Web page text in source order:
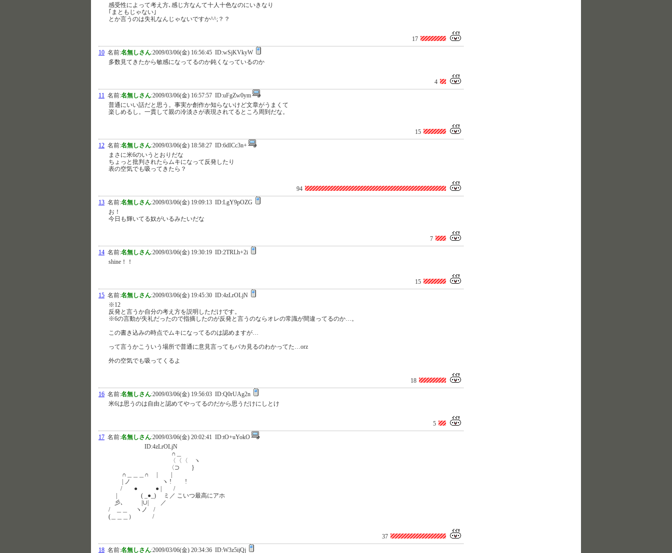
感受性によって考え方､感じ方なんて十人十色なのにいきなり
｢まともじゃない｣
とか言うのは失礼なんじゃないですか^^;？？
17
10 名前:名無しさん:2009/03/06(金) 16:56:45 ID:wSjKVkyW
多数見てきたから敏感になってるのか鈍くなっているのか
4
11 名前:名無しさん:2009/03/06(金) 16:57:57 ID:uFgZw0ym
普通にいい話だと思う。事実か創作か知らないけど文章がうまくて
楽しめるし。一貫して親の冷淡さが表現されてるところ周到だな。
15
12 名前:名無しさん:2009/03/06(金) 18:58:27 ID:6dICc3n+
まさに米6のいうとおりだな
ちょっと批判されたらムキになって反発したり
表の空気でも吸ってきたら？
94
13 名前:名無しさん:2009/03/06(金) 19:09:13 ID:LgY9pOZG
お！
今日も輝いてる奴がいるみたいだな
7
14 名前:名無しさん:2009/03/06(金) 19:30:19 ID:2TRLh+2i
shine！！
15
15 名前:名無しさん:2009/03/06(金) 19:45:30 ID:4zLrOLjN
※12
反発と言うか自分の考え方を説明しただけです。
※6の言動が失礼だったので指摘したのが反発と言うのならオレの常識が間違ってるのか…。
この書き込みの時点でムキになってるのは認めますが…
って言うかこういう場所で普通に意見言ってもバカ見るのわかってた…orz
外の空気でも吸ってくるよ
18
16 名前:名無しさん:2009/03/06(金) 19:56:03 ID:Q0rUAg2n
米6は思うのは自由と認めてやってるのだから思うだけにしとけ
5
17 名前:名無しさん:2009/03/06(金) 20:02:41 ID:tO+uYokO
ID:4zLrOLjN
∩＿
〈〈〈 ヽ
〈⊃ }
∩＿＿＿∩ | |
| ノ ヽ ! !
/ ● ● | /
| ( _●_) ミ／ こいつ最高にアホ
彡､ |∪| ／
/ ＿＿ ヽノ /
(＿＿＿） /
37
18 名前:名無しさん:2009/03/06(金) 20:34:36 ID:W3z5ijQj